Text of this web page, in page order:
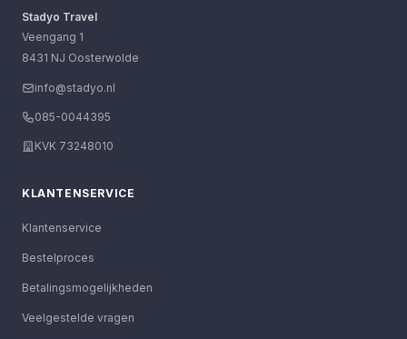
Stadyo Travel
Veengang 1
8431 NJ Oosterwolde
info@stadyo.nl
085-0044395
KVK 73248010
KLANTENSERVICE
Klantenservice
Bestelproces
Betalingsmogelijkheden
Veelgestelde vragen